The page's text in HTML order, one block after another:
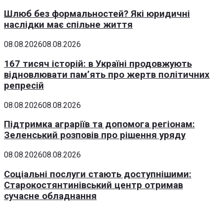
Шлюб без формальностей? Які юридичні
наслідки має спільне життя
08.08.202608.08.2026
167 тисяч історій: в Україні продовжують
відновлювати пам’ять про жертв політичних
репресій
08.08.202608.08.2026
Підтримка аграріїв та допомога регіонам:
Зеленський розповів про рішення уряду
08.08.202608.08.2026
Соціальні послуги стають доступнішими:
Старокостянтинівський центр отримав
сучасне обладнання